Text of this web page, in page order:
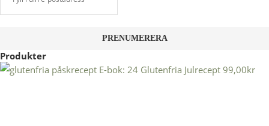
Produkter
E-bok: 24 Glutenfria Julrecept 99,00kr